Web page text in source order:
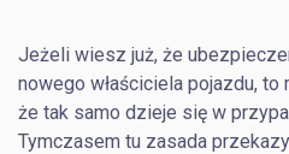
Jeżeli wiesz już, że
nowego właściciela pojazdu, to
że tak samo dzieje się w
Tymczasem tu zasada